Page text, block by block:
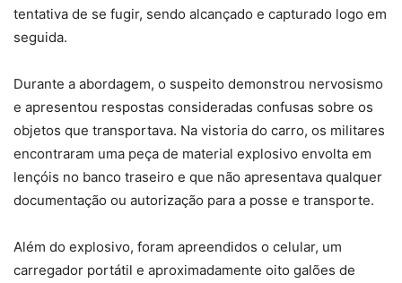
tentativa de se fugir, sendo alcançado e capturado logo em
seguida.
Durante a abordagem, o suspeito demonstrou nervosismo
e apresentou respostas consideradas confusas sobre os
objetos que transportava. Na vistoria do carro, os militares
encontraram uma peça de material explosivo envolta em
lençóis no banco traseiro e que não apresentava qualquer
documentação ou autorização para a posse e transporte.
Além do explosivo, foram apreendidos o celular, um
carregador portátil e aproximadamente oito galões de